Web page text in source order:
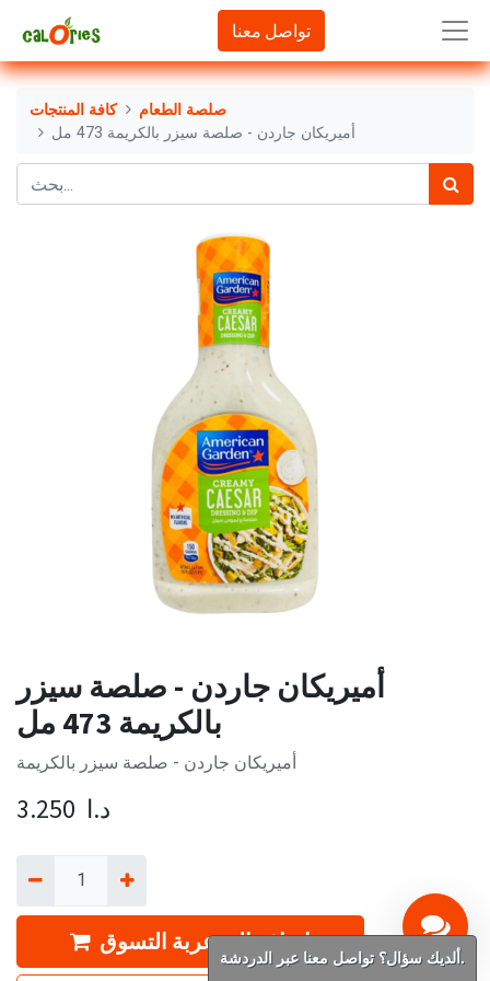
تواصل معنا
كافة المنتجات
صلصة الطعام
أميريكان جاردن - صلصة سيزر بالكريمة 473 مل
أميريكان جاردن - صلصة سيزر
بالكريمة 473 مل
أميريكان جاردن - صلصة سيزر بالكريمة
3.250 د.ا
إضافة إلى عربة التسوق
ألديك سؤال؟ تواصل معنا عبر الدردشة.